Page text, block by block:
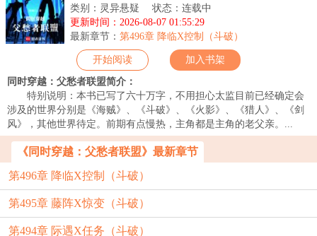
类别：灵异悬疑
状态：连载中
更新时间：2026-08-07 01:55:29
最新章节： 第496章 降临X控制（斗破）
开始阅读 加入书架
同时穿越：父愁者联盟简介：
特别说明：本书已写了六十万字，不用担心太监目前已经确定会
涉及的世界分别是《海贼》、《斗破》、《火影》、《猎人》、《剑
风》，其他世界待定。前期有点慢热，主角都是主角的老父亲。...
《同时穿越：父愁者联盟》最新章节
第496章 降临X控制（斗破）
第495章 藤阵X惊变（斗破）
第494章 际遇X任务（斗破）